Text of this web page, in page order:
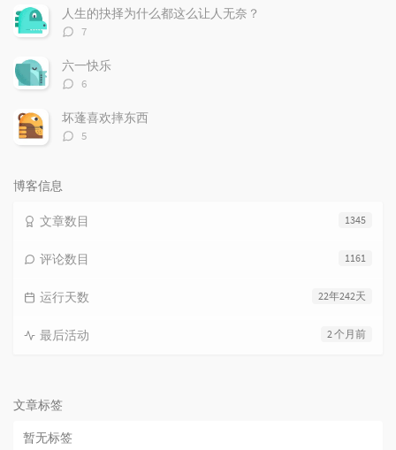
数：
人生的抉择为什么都这么让人无奈？
评
数：
7
六一快乐
评
数：
6
坏蓬喜欢摔东西
评
5
博客信息
1345
文章数目
1161
评论数目
22年242天
运行天数
2 个月前
最后活动
文章标签
暂无标签